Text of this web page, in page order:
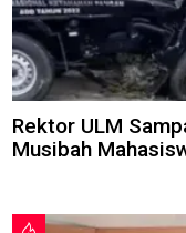
Rektor ULM
Musibah